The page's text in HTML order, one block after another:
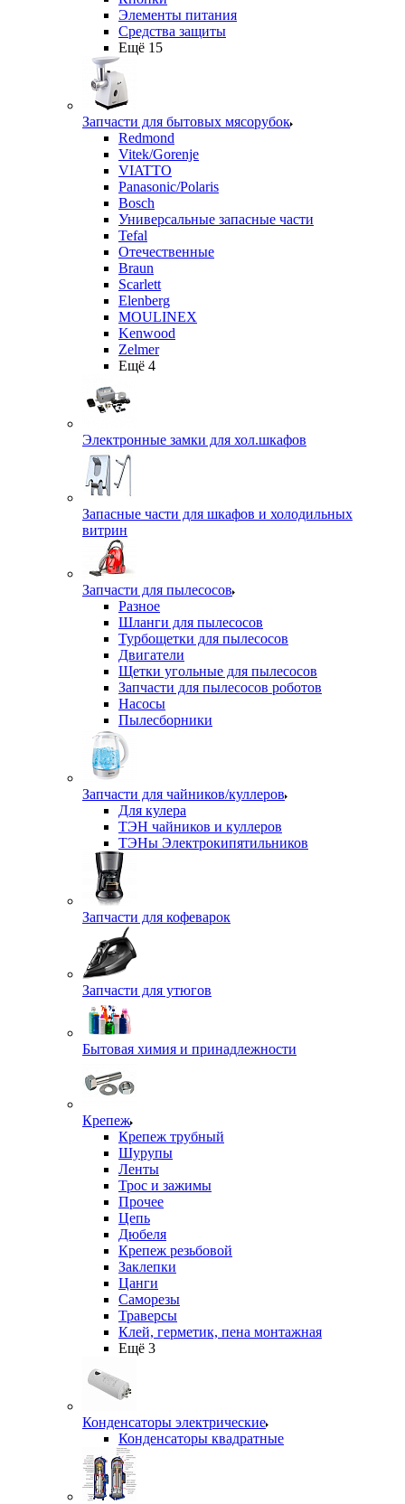
Элементы питания
Средства защиты
Ещё 15
Запчасти для бытовых мясорубок
Redmond
Vitek/Gorenje
VIATTO
Panasonic/Polaris
Bosch
Универсальные запасные части
Tefal
Отечественные
Braun
Scarlett
Elenberg
MOULINEX
Kenwood
Zelmer
Ещё 4
Электронные замки для хол.шкафов
Запасные части для шкафов и холодильных
витрин
Запчасти для пылесосов
Разное
Шланги для пылесосов
Турбощетки для пылесосов
Двигатели
Щетки угольные для пылесосов
Запчасти для пылесосов роботов
Насосы
Пылесборники
Запчасти для чайников/куллеров
Для кулера
ТЭН чайников и куллеров
ТЭНы Электрокипятильников
Запчасти для кофеварок
Запчасти для утюгов
Бытовая химия и принадлежности
Крепеж
Крепеж трубный
Шурупы
Ленты
Трос и зажимы
Прочее
Цепь
Дюбеля
Крепеж резьбовой
Заклепки
Цанги
Саморезы
Траверсы
Клей, герметик, пена монтажная
Ещё 3
Конденсаторы электрические
Конденсаторы квадратные